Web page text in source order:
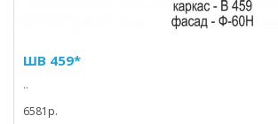
ШВ 459*
..
6581p.